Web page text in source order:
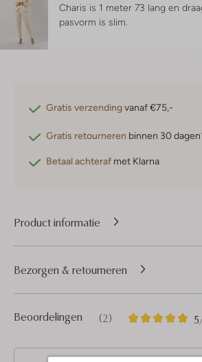
Charis is 1 meter 73 lang en
pasvorm is slim
Gratis verzendingvanaf €75,-
Gratis retourneren binnen 30
Betaal achteraf met Klarna
Product informatie
Beoordelingen (2) 5
2
5
Bezorgen & retourneren